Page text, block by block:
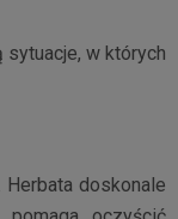
sytuacje, w których
Herbata doskonale